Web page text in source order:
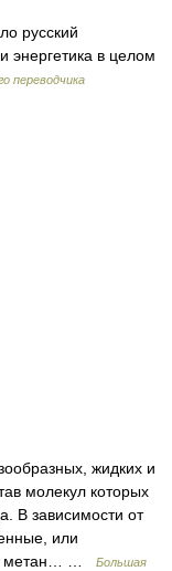
русский
энергетика в целом
переводчика
жидких и
молекул которых
В зависимости от
или
метан… …
Большая